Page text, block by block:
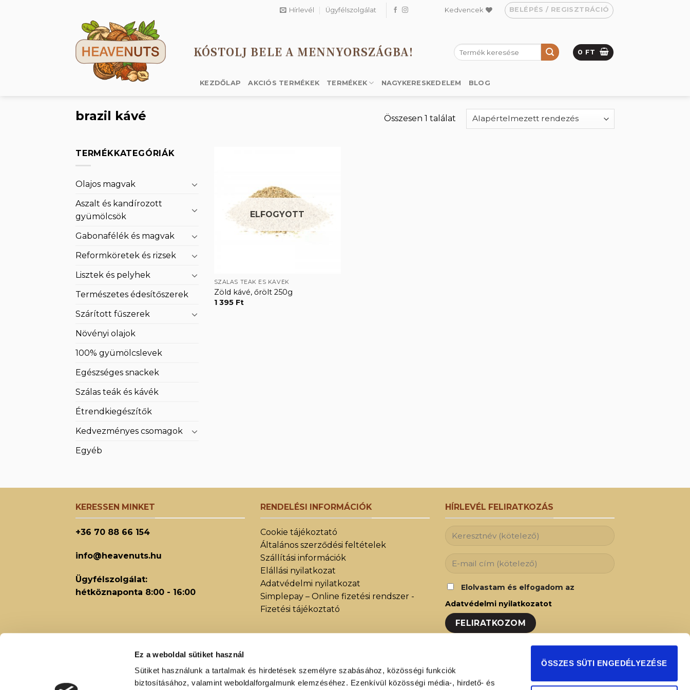
Ez a weboldal sütiket használ
Sütiket használunk a tartalmak és hirdetések személyre szabásához, közösségi funkciók
biztosításához, valamint weboldalforgalmunk elemzéséhez. Ezenkívül közösségi média-, hirdető- és
ÖSSZES SÜTI ENGEDÉLYEZÉSE
Hírlevél Ügyfélszolgálat Kedvencek BELÉPÉS / REGISZTRÁCIÓ
KÓSTOLJ BELE A MENNYORSZÁGBA!
Keresés
a
0 FT
KEZDŐLAP AKCIÓS TERMÉKEK TERMÉKEK NAGYKERESKEDELEM BLOG
brazil kávé Összesen 1 találat
TERMÉKKATEGÓRIÁK
Olajos magvak
Aszalt és kandírozott
gyümölcsök
Gabonafélék és magvak
Reformköretek és rizsek
Lisztek és pelyhek
Természetes édesítőszerek
Szárított fűszerek
Növényi olajok
100% gyümölcslevek
Egészséges snackek
Szálas teák és kávék
Étrendkiegészítők
Kedvezményes csomagok
Egyéb
Kedvencekhez
ELFOGYOTT
SZÁLAS TEÁK ÉS KÁVÉK
Zöld kávé, őrölt 250g
1 395 Ft
KERESSEN MINKET
+36 70 88 66 154
info@heavenuts.hu
Ügyfélszolgálat:
hétköznaponta 8:00 - 16:00
RENDELÉSI INFORMÁCIÓK
Cookie tájékoztató
Általános szerződési feltételek
Szállítási információk
Elállási nyilatkozat
Adatvédelmi nyilatkozat
Simplepay – Online fizetési rendszer -
Fizetési tájékoztató
HÍRLEVÉL FELIRATKOZÁS
Elolvastam és elfogadom az
Adatvédelmi nyilatkozatot
Iratkozzon fel hírlevelünkre és Ön is az elsők
között fog értesülni legújabb akcióinkról,
újdonságainkról!